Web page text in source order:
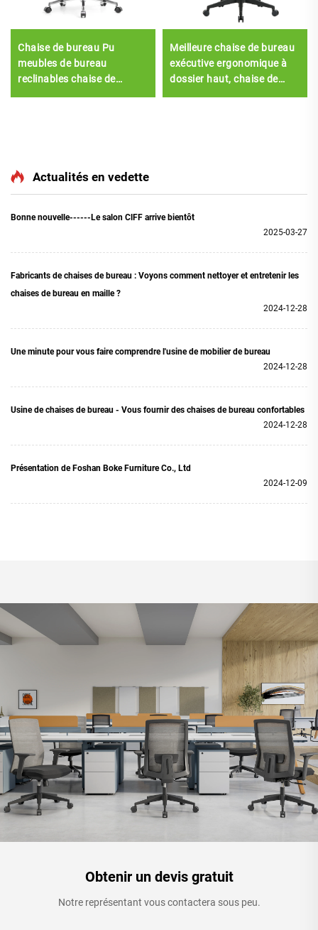
Chaise de bureau Pu
meubles de bureau
reclinables chaise de
Meilleure chaise de bureau
exécutive ergonomique à
dossier haut, chaise de
Actualités en vedette
Bonne nouvelle------Le salon ClFF arrive bientôt
2025-03-27
Fabricants de chaises de bureau : Voyons comment nettoyer et entretenir les
chaises de bureau en maille ?
2024-12-28
Une minute pour vous faire comprendre l'usine de mobilier de bureau
2024-12-28
Usine de chaises de bureau - Vous fournir des chaises de bureau confortables
2024-12-28
Présentation de Foshan Boke Furniture Co., Ltd
2024-12-09
Obtenir un devis gratuit
Notre représentant vous contactera sous peu.